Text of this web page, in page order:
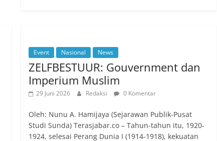
Event Nasional News
ZELFBESTUUR: Gouvernment dan
Imperium Muslim
29 Juni 2026 Redaksi 0 Komentar
Oleh: Nunu A. Hamijaya (Sejarawan Publik-Pusat
Studi Sunda) Terasjabar.co – Tahun-tahun itu, 1920-
1924, selesai Perang Dunia I (1914-1918), kekuatan